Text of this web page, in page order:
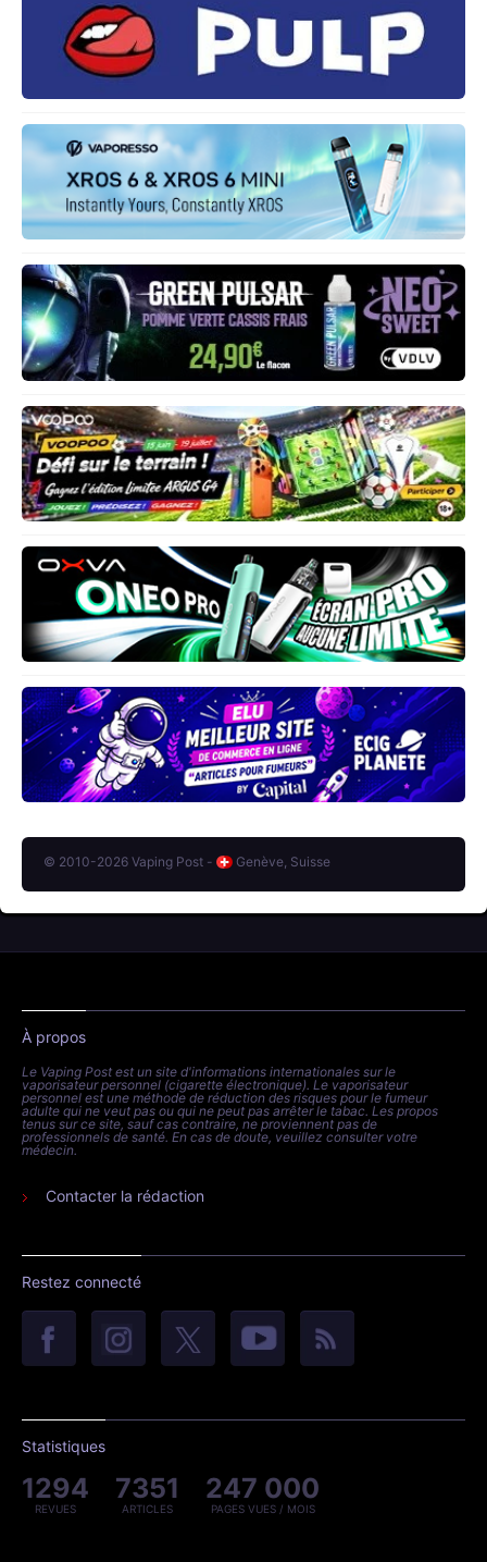
© 2010-2026 Vaping Post - Genève, Suisse
À propos
Le Vaping Post est un site d'informations internationales sur le
vaporisateur personnel (cigarette électronique). Le vaporisateur
personnel est une méthode de réduction des risques pour le fumeur
adulte qui ne veut pas ou qui ne peut pas arrêter le tabac. Les propos
tenus sur ce site, sauf cas contraire, ne proviennent pas de
professionnels de santé. En cas de doute, veuillez consulter votre
médecin.
Contacter la rédaction
Restez connecté
Statistiques
1294
REVUES
7351
ARTICLES
247 000
PAGES VUES / MOIS